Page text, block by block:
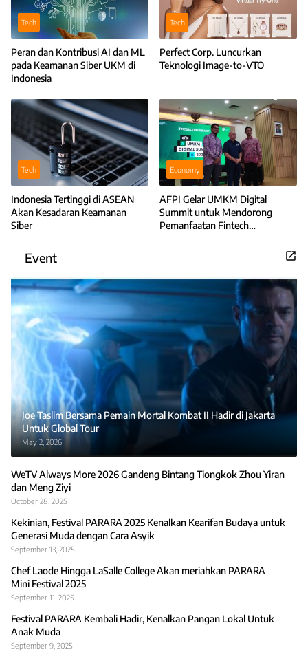
Tech
Peran dan Kontribusi AI dan ML
pada Keamanan Siber UKM di
Indonesia
Tech
Perfect Corp. Luncurkan
Teknologi Image-to-VTO
Tech
Indonesia Tertinggi di ASEAN
Akan Kesadaran Keamanan
Siber
Economy
AFPI Gelar UMKM Digital
Summit untuk Mendorong
Pemanfaatan Fintech
Event
Joe Taslim Bersama Pemain Mortal Kombat II Hadir di Jakarta
Untuk Global Tour
May 2, 2026
WeTV Always More 2026 Gandeng Bintang Tiongkok Zhou Yiran
dan Meng Ziyi
October 28, 2025
Kekinian, Festival PARARA 2025 Kenalkan Kearifan Budaya untuk
Generasi Muda dengan Cara Asyik
September 13, 2025
Chef Laode Hingga LaSalle College Akan meriahkan PARARA
Mini Festival 2025
September 11, 2025
Festival PARARA Kembali Hadir, Kenalkan Pangan Lokal Untuk
Anak Muda
September 9, 2025